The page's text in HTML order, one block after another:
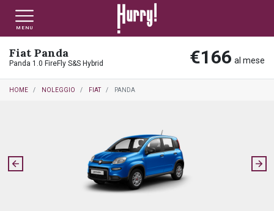
MENU
Fiat Panda
Panda 1.0 FireFly S&S Hybrid €166 al mese
HOME NOLEGGIO FIAT PANDA
NLT PRIVATI
NLT USATO PRIVATI
NLT NUOVO